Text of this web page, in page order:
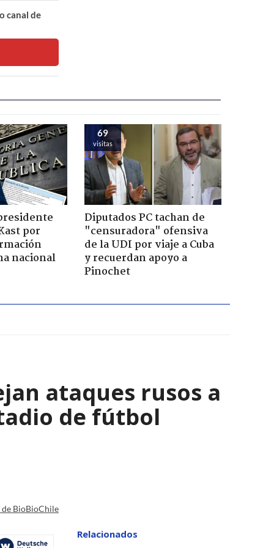
canal de
por
nacional
69
visitas
Diputados PC tachan de
"censuradora" ofensiva
de la UDI por viaje a Cuba
y recuerdan apoyo a
Pinochet
ataques rusos a
de fútbol
de BioBioChile
Relacionados